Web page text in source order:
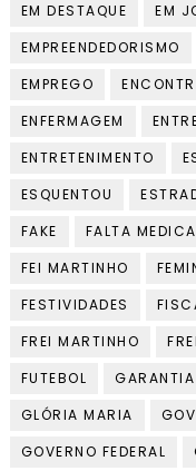
EM DESTAQUE
EM
EMPREENDEDORISMO
EMPREGO
ENFERMAGEM
ENTRETENIMENTO
ESQUENTOU
FAKE
FALTA
FEI MARTINHO
FESTIVIDADES
FREI MARTINHO
FUTEBOL
GARANTIA
GLÓRIA MARIA
GOVERNO FEDERAL